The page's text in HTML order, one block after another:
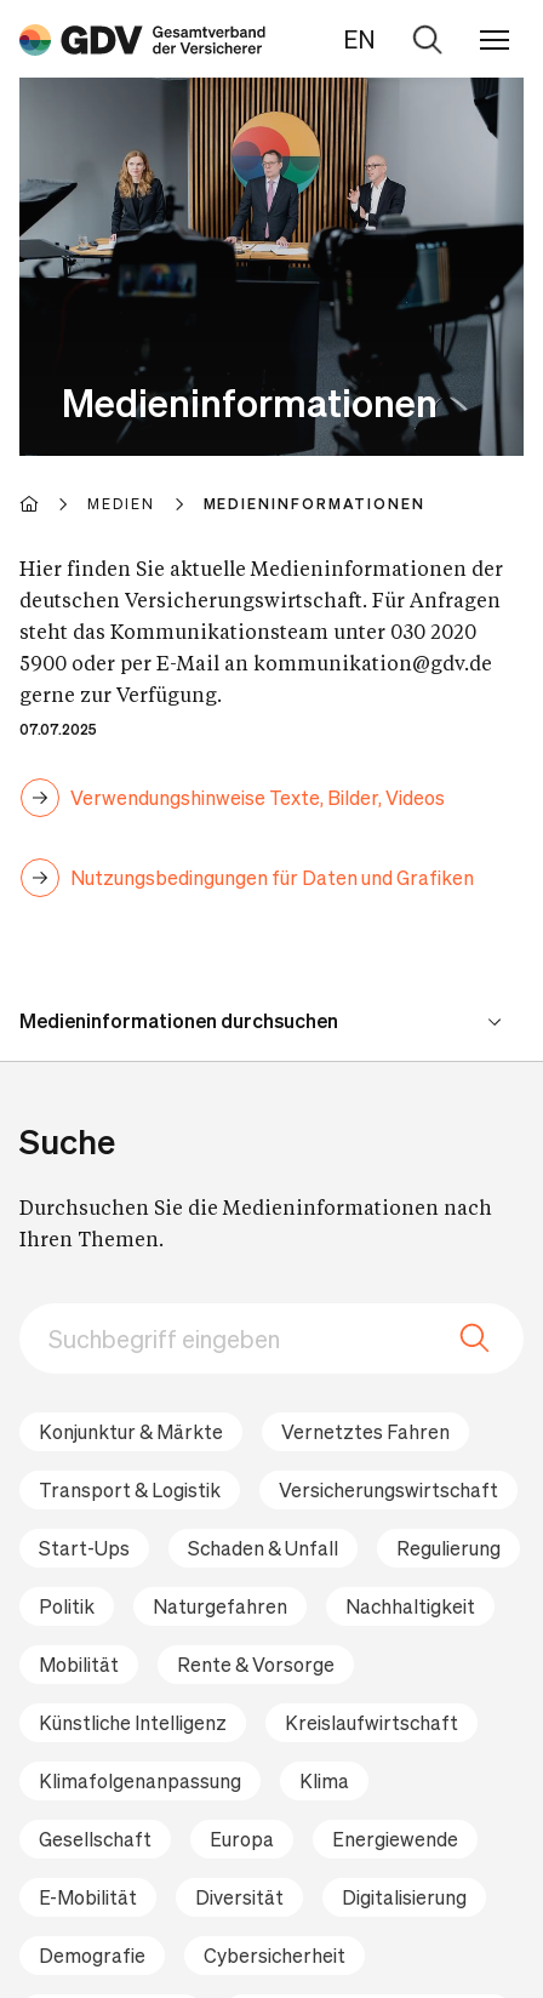
EN
Zur
Medieninformationen
MEDIEN MEDIENINFORMATIONEN
Hier finden Sie aktuelle Medieninformationen der
deutschen Versicherungswirtschaft. Für Anfragen
steht das Kommunikationsteam unter 030 2020
5900 oder per E-Mail an kommunikation@gdv.de
gerne zur Verfügung.
07.07.2025
Verwendungshinweise Texte, Bilder, Videos
Nutzungsbedingungen für Daten und Grafiken
Medieninformationen durchsuchen
Social Media
Suche
Durchsuchen Sie die Medieninformationen nach
Ihren Themen.
Konjunktur & Märkte Vernetztes Fahren
Transport & Logistik Versicherungswirtschaft
Start-Ups Schaden & Unfall Regulierung
Politik Naturgefahren Nachhaltigkeit
Mobilität Rente & Vorsorge
Künstliche Intelligenz Kreislaufwirtschaft
Klimafolgenanpassung Klima
Gesellschaft Europa Energiewende
E-Mobilität Diversität Digitalisierung
Demografie Cybersicherheit